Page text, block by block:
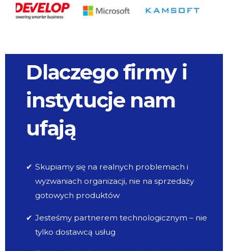
Dlaczego firmy i
instytucje nam
ufają
✔ Skupiamy się na realnych problemach i
wyzwaniach organizacji, nie na sprzedaży
gotowych produktów
✔ Jesteśmy partnerem technologicznym – nie
tylko dostawcą usług